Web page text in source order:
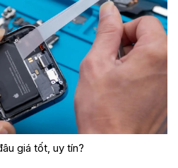
giá tốt, uy tín?